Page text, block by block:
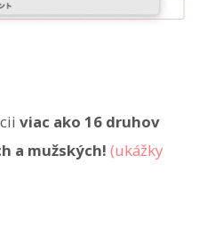
viac ako 16 druhov
a mužských! (ukážky